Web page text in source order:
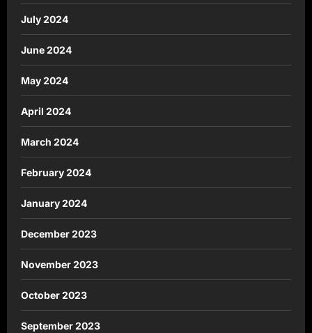
July 2024
June 2024
May 2024
April 2024
March 2024
February 2024
January 2024
December 2023
November 2023
October 2023
September 2023